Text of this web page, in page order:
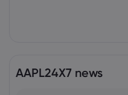
AAPL24X7 news